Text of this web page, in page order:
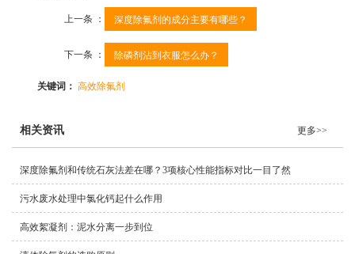
上一条 ： 深度除氟剂的成分主要有哪些？
下一条 ： 除磷剂沾到衣服怎么办？
关键词：高效除氟剂
相关资讯 更多>>
深度除氟剂和传统石灰法差在哪？3项核心性能指标对比一目了然
污水废水处理中氯化钙起什么作用
高效絮凝剂：泥水分离一步到位